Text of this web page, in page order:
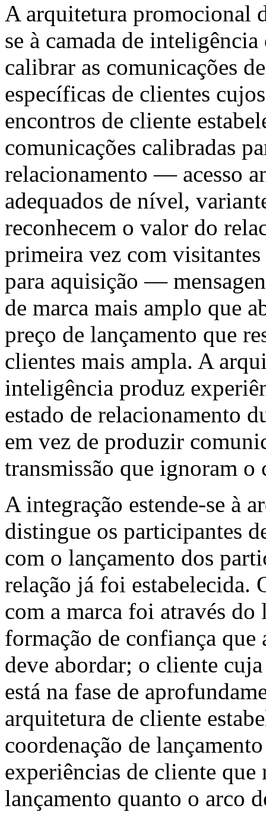
A arquitetura promocional
se à camada de
calibrar as comunicações
específicas de clientes
encontros de cliente
comunicações calibradas
relacionamento — acesso
adequados de nível,
reconhecem o valor do
primeira vez com
para aquisição —
de marca mais amplo que
preço de lançamento que
clientes mais ampla. A
inteligência produz
estado de relacionamento
em vez de produzir
transmissão que ignoram
A integração estende-se à
distingue os participantes
com o lançamento dos
relação já foi estabelecida.
com a marca foi através do
formação de confiança
deve abordar; o cliente
está na fase de
arquitetura de cliente
coordenação de
experiências de cliente
lançamento quanto o arco